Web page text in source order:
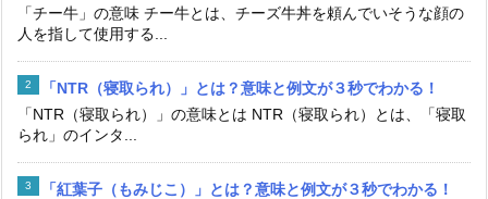
「チー牛」の意味 チー牛とは、チーズ牛丼を頼んでいそうな顔の
人を指して使用する...
「NTR（寝取られ）」とは？意味と例文が３秒でわかる！
「NTR（寝取られ）」の意味とは NTR（寝取られ）とは、「寝取
られ」のインタ...
「紅葉子（もみじこ）」とは？意味と例文が３秒でわかる！